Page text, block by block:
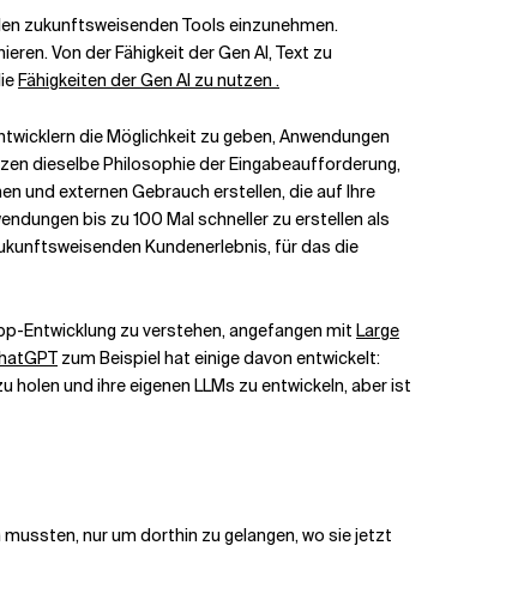
zukunftsweisenden Tools einzunehmen.
Von der Fähigkeit der Gen AI, Text zu
Fähigkeiten der Gen AI zu nutzen .
die Möglichkeit zu geben, Anwendungen
dieselbe Philosophie der Eingabeaufforderung,
und externen Gebrauch erstellen, die auf Ihre
bis zu 100 Mal schneller zu erstellen als
Kundenerlebnis, für das die
Entwicklung zu verstehen, angefangen mit Large
zum Beispiel hat einige davon entwickelt:
und ihre eigenen LLMs zu entwickeln, aber ist
nur um dorthin zu gelangen, wo sie jetzt